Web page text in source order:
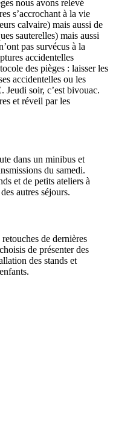
nous avons relevé
s’accrochant à la vie
calvaire) mais aussi de
sauterelles) mais aussi
pas survécus à la
accidentelles
des pièges : laisser les
accidentelles ou les
soir, c’est bivouac.
et réveil par les
dans un minibus et
du samedi.
et de petits ateliers à
autres séjours.
de dernières
de présenter des
des stands et